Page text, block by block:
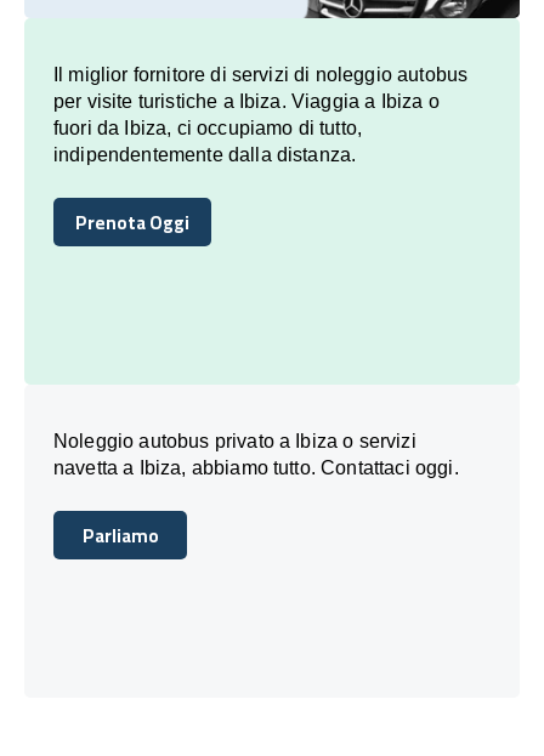
Il miglior fornitore di servizi di noleggio autobus
per visite turistiche a Ibiza. Viaggia a Ibiza o
fuori da Ibiza, ci occupiamo di tutto,
indipendentemente dalla distanza.
Prenota Oggi
Prenota Oggi
Noleggio autobus privato a Ibiza o servizi
navetta a Ibiza, abbiamo tutto. Contattaci oggi.
Parliamo
Parliamo